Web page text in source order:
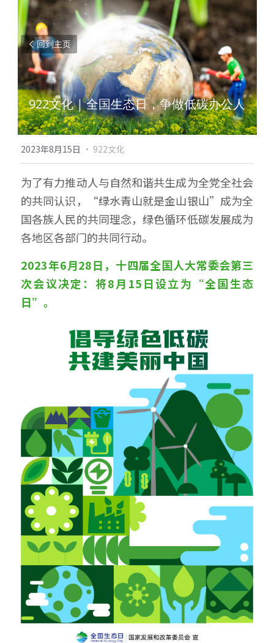
回到主页
922文化 | 全国生态日，争做低碳办公人
2023年8月15日 · 922文化
为了有力推动人与自然和谐共生成为全党全社会
的共同认识，“绿水青山就是金山银山”成为全
国各族人民的共同理念，绿色循环低碳发展成为
各地区各部门的共同行动。
2023年6月28日，十四届全国人大常委会第三
次会议决定：将8月15日设立为“全国生态
日”。